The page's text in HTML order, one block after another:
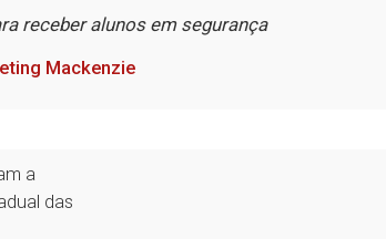
receber alunos em segurança
Mackenzie
a
das